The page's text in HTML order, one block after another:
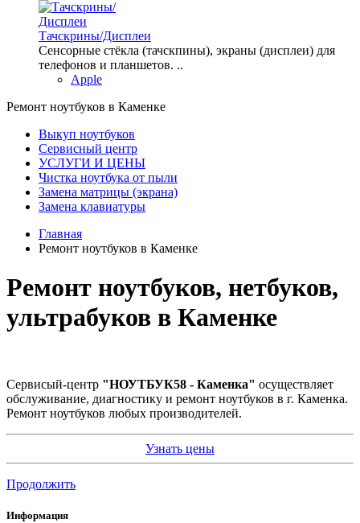
Тачскрины/Дисплеи
Сенсорные стёкла (тачскпины), экраны (дисплеи) для
телефонов и планшетов. ..
Apple
Ремонт ноутбуков в Каменке
Выкуп ноутбуков
Сервисный центр
УСЛУГИ И ЦЕНЫ
Чистка ноутбука от пыли
Замена матрицы (экрана)
Замена клавиатуры
Главная
Ремонт ноутбуков в Каменке
Ремонт ноутбуков, нетбуков,
ультрабуков в Каменке
Сервисый-центр "НОУТБУК58 - Каменка" осуществляет
обслуживание, диагностику и ремонт ноутбуков в г. Каменка.
Ремонт ноутбуков любых производителей.
Узнать цены
Продолжить
Информация